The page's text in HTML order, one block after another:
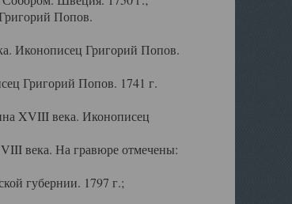
Попов.
Иконописец Григорий Попов.
Григорий Попов. 1741 г.
XVIII века. Иконописец
века. На гравюре отмечены:
губернии. 1797 г.;